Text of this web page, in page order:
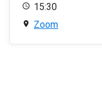
15:30
Zoom